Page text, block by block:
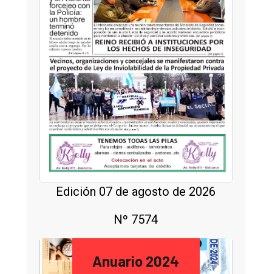
Edición 07 de agosto de 2026
Nº 7574
Anuario 2024